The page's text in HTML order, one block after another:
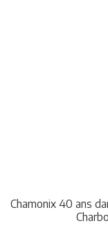
Chamonix 40 ans